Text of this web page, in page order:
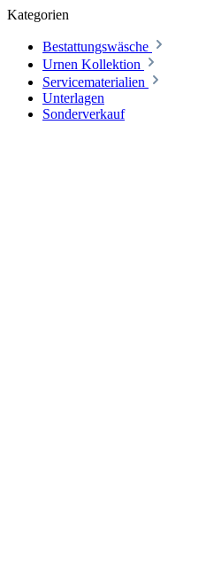
Kategorien
Bestattungswäsche
Urnen Kollektion
Servicematerialien
Unterlagen
Sonderverkauf